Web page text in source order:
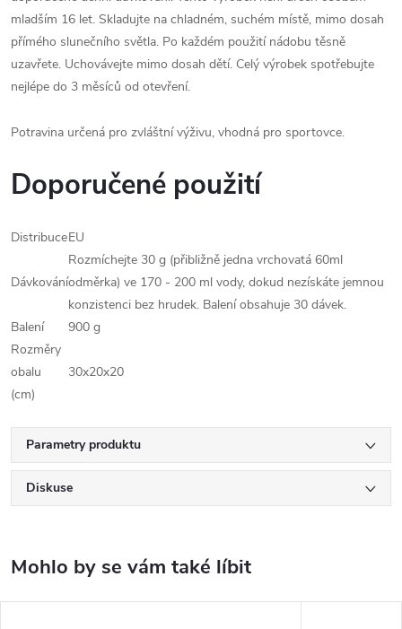
mladším 16 let. Skladujte na chladném, suchém místě, mimo dosah
přímého slunečního světla. Po každém použití nádobu těsně
uzavřete. Uchovávejte mimo dosah dětí. Celý výrobek spotřebujte
nejlépe do 3 měsíců od otevření.
Potravina určená pro zvláštní výživu, vhodná pro sportovce.
Doporučené použití
DistribuceEU
Dávkování
Rozmíchejte 30 g (přibližně jedna vrchovatá 60ml
odměrka) ve 170 - 200 ml vody, dokud nezískáte jemnou
konzistenci bez hrudek. Balení obsahuje 30 dávek.
Balení
900 g
Rozměry
obalu
(cm)
30x20x20
Parametry produktu
Diskuse